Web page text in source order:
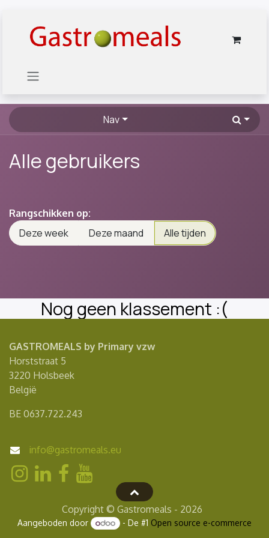
Nav
Alle gebruikers
Rangschikken op:
Deze week Deze maand Alle tijden
Nog geen klassement :(
GASTROMEALS by Primary vzw
Horststraat 5
3220 Holsbeek
België
BE 0637.722.243
info@gastromeals.eu
Copyright © Gastromeals - 2026
Aangeboden door - De #1 Open source e-commerce